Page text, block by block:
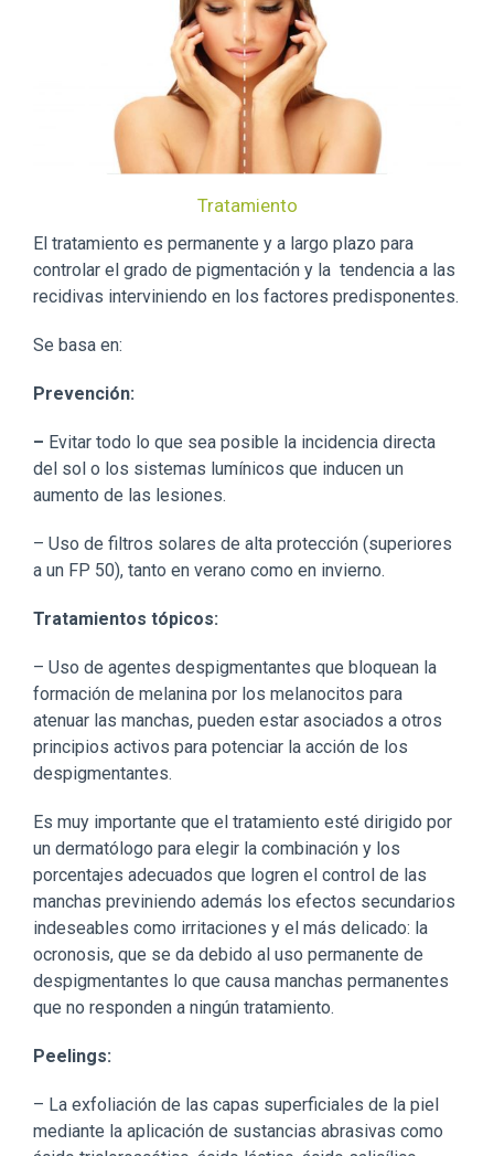
Tratamiento
El tratamiento es permanente y a largo plazo para
controlar el grado de pigmentación y la tendencia a las
recidivas interviniendo en los factores predisponentes.
Se basa en:
Prevención:
– Evitar todo lo que sea posible la incidencia directa
del sol o los sistemas lumínicos que inducen un
aumento de las lesiones.
– Uso de filtros solares de alta protección (superiores
a un FP 50), tanto en verano como en invierno.
Tratamientos tópicos:
– Uso de agentes despigmentantes que bloquean la
formación de melanina por los melanocitos para
atenuar las manchas, pueden estar asociados a otros
principios activos para potenciar la acción de los
despigmentantes.
Es muy importante que el tratamiento esté dirigido por
un dermatólogo para elegir la combinación y los
porcentajes adecuados que logren el control de las
manchas previniendo además los efectos secundarios
indeseables como irritaciones y el más delicado: la
ocronosis, que se da debido al uso permanente de
despigmentantes lo que causa manchas permanentes
que no responden a ningún tratamiento.
Peelings:
– La exfoliación de las capas superficiales de la piel
mediante la aplicación de sustancias abrasivas como